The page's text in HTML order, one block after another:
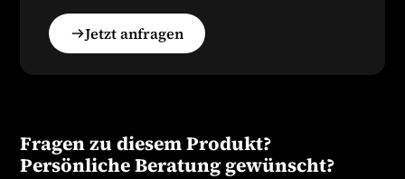
Jetzt anfragen
Fragen zu diesem Produkt?
Persönliche Beratung gewünscht?